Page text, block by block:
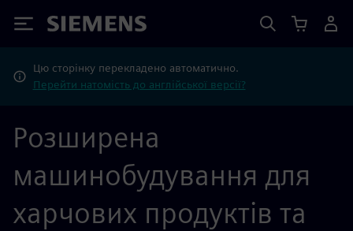
Siemens
Цю сторінку перекладено автоматично.
Перейти натомість до англійської версії?
Розширена
машинобудування для
харчових продуктів та